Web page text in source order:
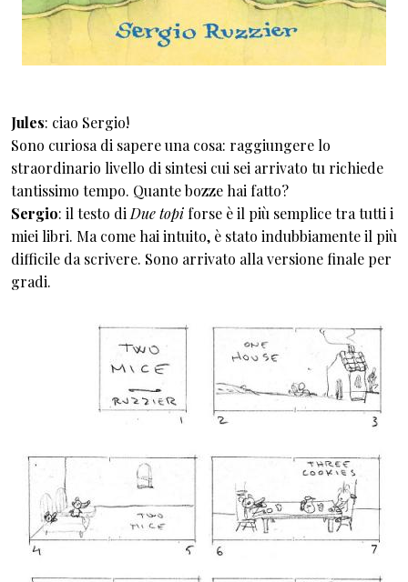
Jules: ciao Sergio!
Sono curiosa di sapere una cosa: raggiungere lo
straordinario livello di sintesi cui sei arrivato tu richiede
tantissimo tempo. Quante bozze hai fatto?
Sergio: il testo di Due topi forse è il più semplice tra tutti i
miei libri. Ma come hai intuito, è stato indubbiamente il più
difficile da scrivere. Sono arrivato alla versione finale per
gradi.